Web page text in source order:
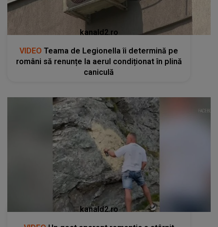
kanald2.ro
VIDEO Teama de Legionella îi determină pe
români să renunțe la aerul condiționat în plină
caniculă
kanald2.ro